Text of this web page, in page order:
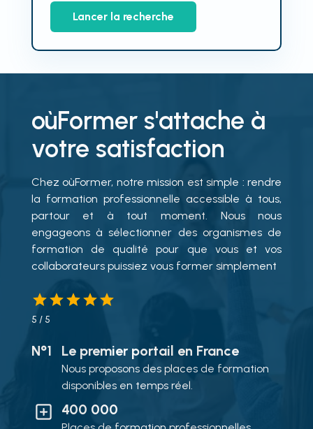
Lancer la recherche
oùFormer s'attache à
votre satisfaction
Chez oùFormer, notre mission est simple : rendre
la formation professionnelle accessible à tous,
partour et à tout moment. Nous nous
engageons à sélectionner des organismes de
formation de qualité pour que vous et vos
collaborateurs puissiez vous former simplement
5 / 5
N°1 Le premier portail en France
Nous proposons des places de formation
disponibles en temps réel.
400 000